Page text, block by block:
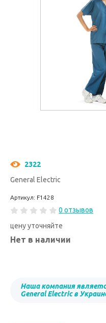
2322
General Electric
Артикул: F1428
0 отзывов
цену уточняйте
Нет в наличии
Наша компания
General Electric в